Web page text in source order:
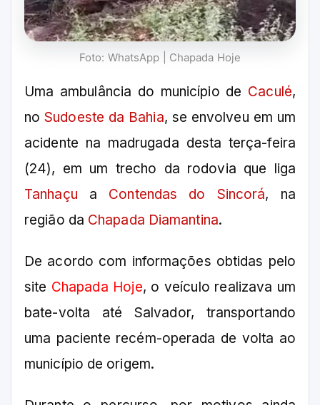
Foto: WhatsApp | Chapada Hoje
Uma ambulância do município de Caculé,
noSudoeste da Bahia, se envolveu em um
acidente na madrugada desta terça-feira
(24), em um trecho da rodovia que liga
Tanhaçu a Contendas do Sincorá, na
região da Chapada Diamantina.
De acordo com informações obtidas pelo
site Chapada Hoje, o veículo realizava um
bate-volta até Salvador, transportando
uma paciente recém-operada de volta ao
município de origem.